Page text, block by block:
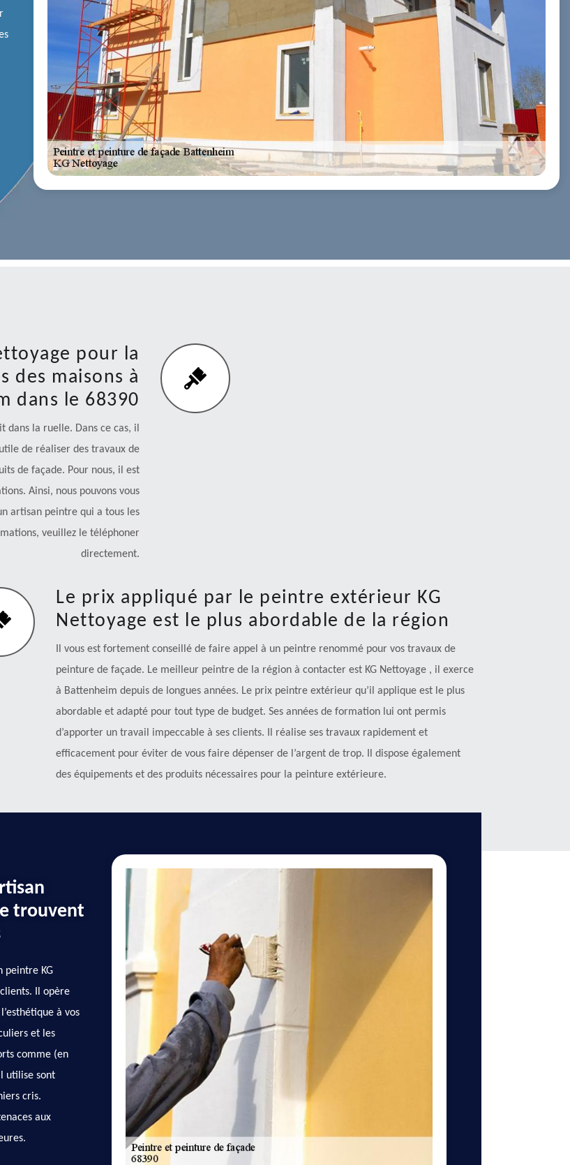
pour la
des maisons à
dans le 68390
dans la ruelle. Dans ce cas, il
de réaliser des travaux de
de façade. Pour nous, il est
Ainsi, nous pouvons vous
artisan peintre qui a tous les
veuillez le téléphoner
directement.
Le prix appliqué par le peintre extérieur KG
Nettoyage est le plus abordable de la région
Il vous est fortement conseillé de faire appel à un peintre renommé pour vos travaux de
peinture de façade. Le meilleur peintre de la région à contacter est KG Nettoyage , il exerce
à Battenheim depuis de longues années. Le prix peintre extérieur qu’il applique est le plus
abordable et adapté pour tout type de budget. Ses années de formation lui ont permis
d’apporter un travail impeccable à ses clients. Il réalise ses travaux rapidement et
efficacement pour éviter de vous faire dépenser de l’argent de trop. Il dispose également
des équipements et des produits nécessaires pour la peinture extérieure.
trouvent
peintre KG
Il opère
à vos
et les
comme (en
utilise sont
cris.
aux